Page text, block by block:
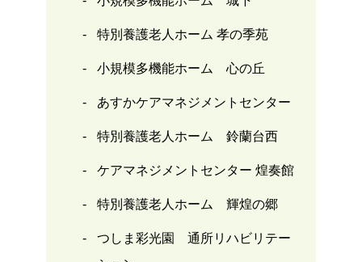
特別養護老人ホーム 孝の季苑
小規模多機能ホーム 心の丘
あすかケアマネジメントセンター
特別養護老人ホーム 鈴蘭台西
ケアマネジメントセンター 煌奏館
特別養護老人ホーム 輝煌の郷
つしま彩光園 通所リハビリテー